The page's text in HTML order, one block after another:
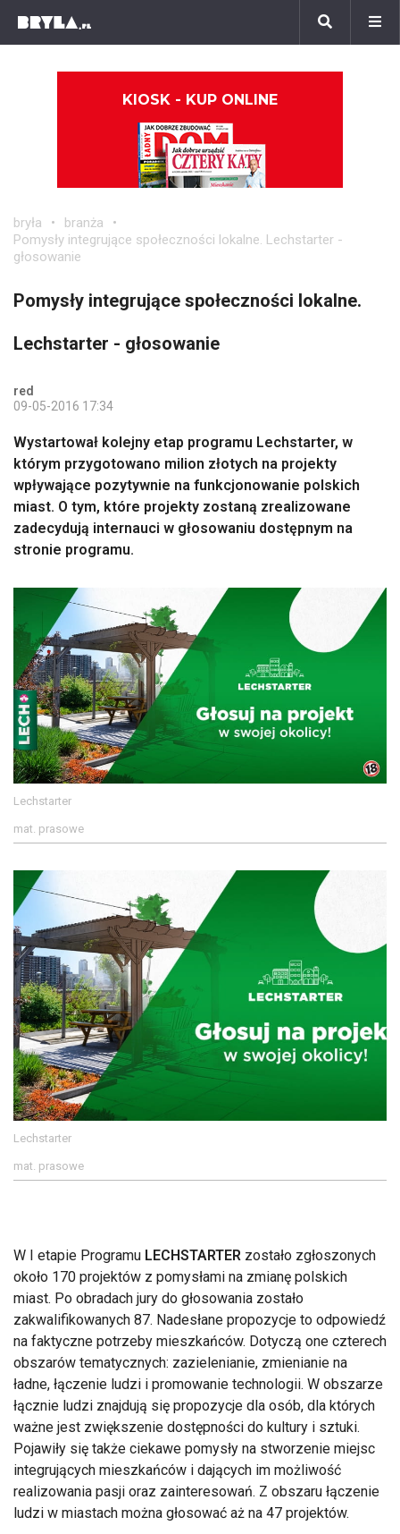
KIOSK - KUP ONLINE
bryła
branża
Pomysły integrujące społeczności lokalne. Lechstarter -
głosowanie
Pomysły integrujące społeczności lokalne.
Lechstarter - głosowanie
red
09-05-2016 17:34
Wystartował kolejny etap programu Lechstarter, w
którym przygotowano milion złotych na projekty
wpływające pozytywnie na funkcjonowanie polskich
miast. O tym, które projekty zostaną zrealizowane
zadecydują internauci w głosowaniu dostępnym na
stronie programu.
Lechstarter
mat. prasowe
Lechstarter
mat. prasowe
W I etapie Programu LECHSTARTER zostało zgłoszonych
około 170 projektów z pomysłami na zmianę polskich
miast. Po obradach jury do głosowania zostało
zakwalifikowanych 87. Nadesłane propozycje to odpowiedź
na faktyczne potrzeby mieszkańców. Dotyczą one czterech
obszarów tematycznych: zazielenianie, zmienianie na
ładne, łączenie ludzi i promowanie technologii. W obszarze
łącznie ludzi znajdują się propozycje dla osób, dla których
ważne jest zwiększenie dostępności do kultury i sztuki.
Pojawiły się także ciekawe pomysły na stworzenie miejsc
integrujących mieszkańców i dających im możliwość
realizowania pasji oraz zainteresowań. Z obszaru łączenie
ludzi w miastach można głosować aż na 47 projektów.